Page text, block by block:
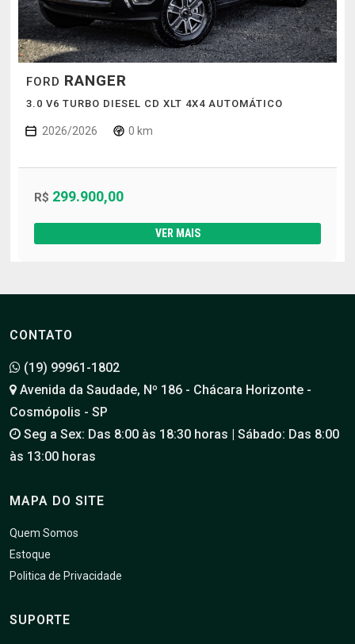
FORD RANGER
3.0 V6 TURBO DIESEL CD XLT 4X4 AUTOMÁTICO
2026/2026 0 km
R$ 299.900,00
VER MAIS
CONTATO
(19) 99961-1802
Avenida da Saudade, Nº 186 - Chácara Horizonte -
Cosmópolis - SP
Seg a Sex: Das 8:00 às 18:30 horas | Sábado: Das 8:00
às 13:00 horas
MAPA DO SITE
Quem Somos
Estoque
Politica de Privacidade
SUPORTE